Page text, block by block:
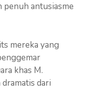
penuh antusiasme
mereka yang
khas M.
dari